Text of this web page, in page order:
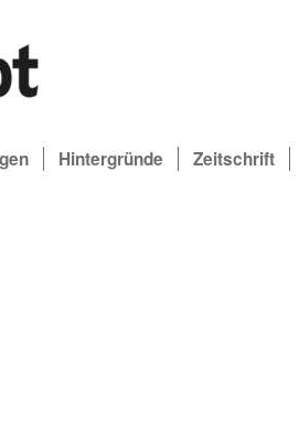
Hintergründe Zeitschrift